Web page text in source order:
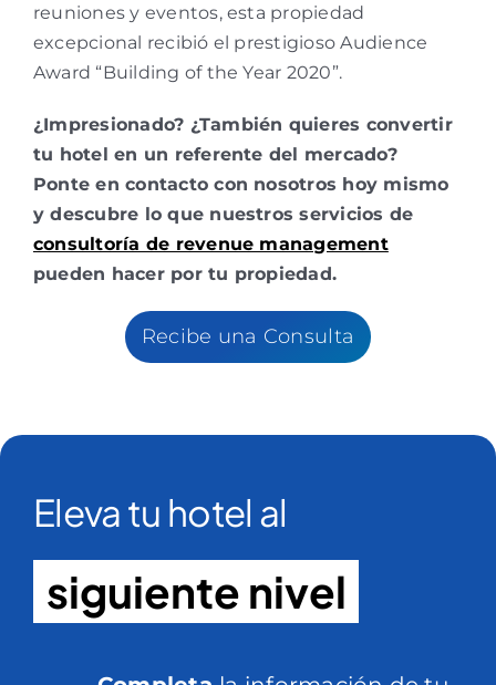
reuniones y eventos, esta propiedad
excepcional recibió el prestigioso Audience
Award “Building of the Year 2020”.
¿Impresionado? ¿También quieres convertir
tu hotel en un referente del mercado?
Ponte en contacto con nosotros hoy mismo
y descubre lo que nuestros servicios de
consultoría de revenue management
pueden hacer por tu propiedad.
Recibe una Consulta
Eleva tu hotel al
siguiente nivel